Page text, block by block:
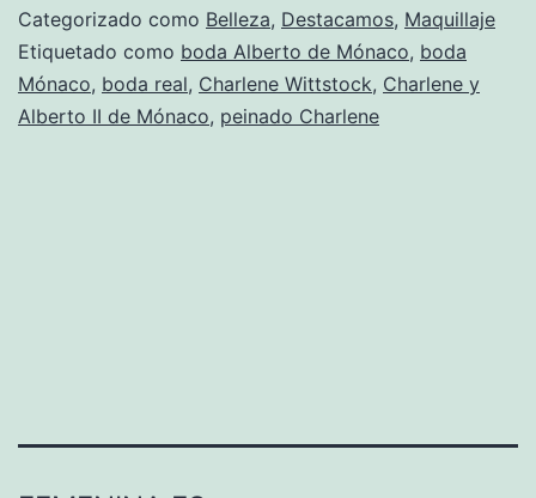
Categorizado como Belleza, Destacamos, Maquillaje
Etiquetado como boda Alberto de Mónaco, boda
Mónaco, boda real, Charlene Wittstock, Charlene y
Alberto II de Mónaco, peinado Charlene